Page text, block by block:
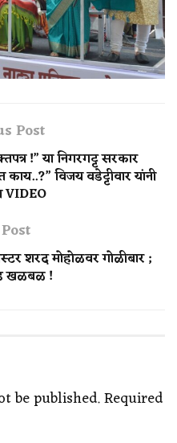
Post
!” या निगरगट्ट सरकार
विजय वडेट्टीवार यांनी
शरद मोहोळवर गोळीबार ;
खळबळ !
be published.Required